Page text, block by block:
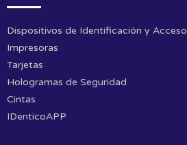
Dispositivos de Identificación y Acceso
Impresoras
Tarjetas
Hologramas de Seguridad
Cintas
IDenticoAPP